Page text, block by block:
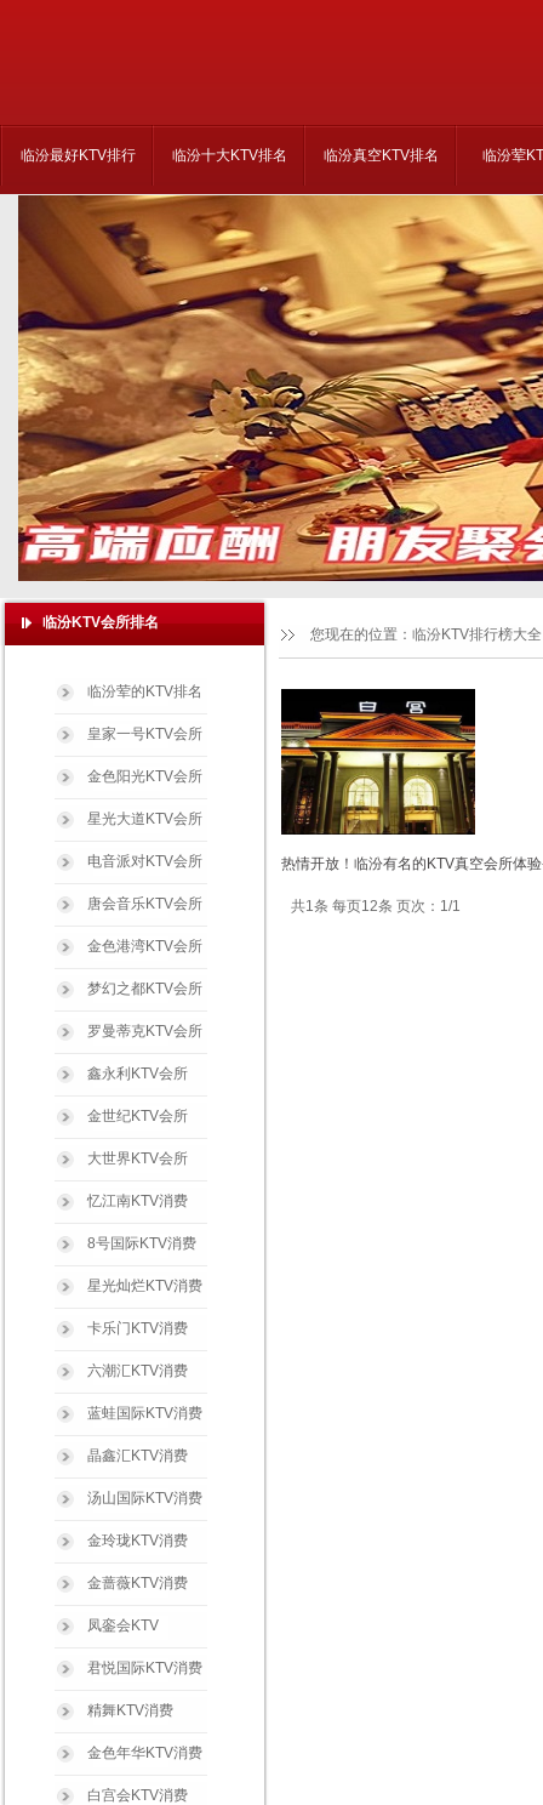
临汾最好KTV排行 临汾十大KTV排名 临汾真空KTV排名 临汾荤
热情开放！临汾有名的KTV真空会所体
共1条 每页12条 页次：1/1
您现在的位置： 临汾KTV排行榜大全
临汾KTV会所排名
临汾荤的KTV排名
皇家一号KTV会所
金色阳光KTV会所
星光大道KTV会所
电音派对KTV会所
唐会音乐KTV会所
金色港湾KTV会所
梦幻之都KTV会所
罗曼蒂克KTV会所
鑫永利KTV会所
金世纪KTV会所
大世界KTV会所
忆江南KTV消费
8号国际KTV消费
星光灿烂KTV消费
卡乐门KTV消费
六潮汇KTV消费
蓝蛙国际KTV消费
晶鑫汇KTV消费
汤山国际KTV消费
金玲珑KTV消费
金蔷薇KTV消费
凤銮会KTV
君悦国际KTV消费
精舞KTV消费
金色年华KTV消费
白宫会KTV消费